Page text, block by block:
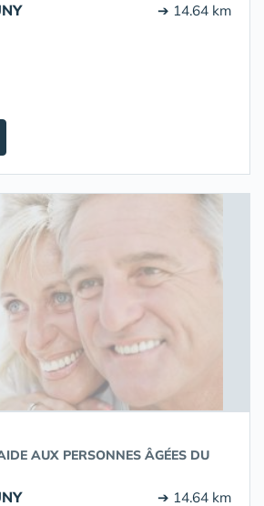
➔ 14.64 km
AUX PERSONNES ÂGÉES DU
➔ 14.64 km